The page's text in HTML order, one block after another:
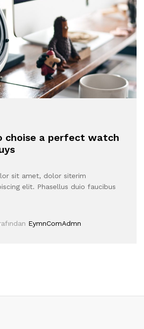
choise a perfect watch
sit amet, dolor siterim
elit. Phasellus duio faucibus
EymnComAdmn